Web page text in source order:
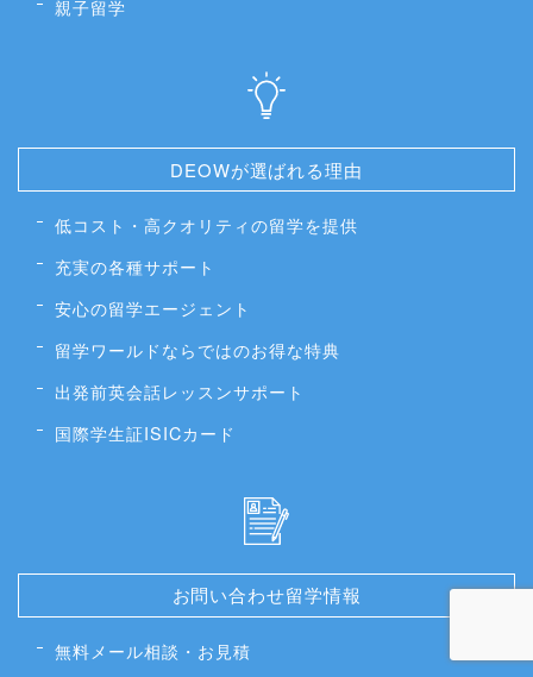
親子留学
DEOWが選ばれる理由
低コスト・高クオリティの留学を提供
充実の各種サポート
安心の留学エージェント
留学ワールドならではのお得な特典
出発前英会話レッスンサポート
国際学生証ISICカード
お問い合わせ留学情報
無料メール相談・お見積